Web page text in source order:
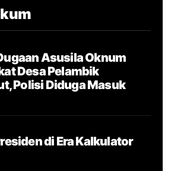
Asusila Oknum
Desa Pelambik
Polisi Diduga Masuk
di Era Kalkulator